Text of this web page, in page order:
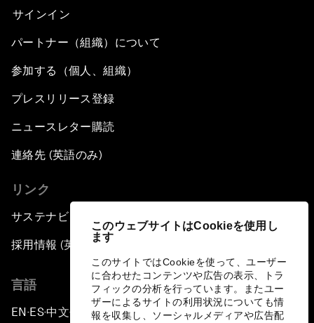
このウェブサイトはCookieを使用し
ます
このサイトではCookieを使って、ユーザー
に合わせたコンテンツや広告の表示、トラ
フィックの分析を行っています。またユー
ザーによるサイトの利用状況についても情
報を収集し、ソーシャルメディアや広告配
サインイン
パートナー（組織）について
参加する（個人、組織）
プレスリリース登録
ニュースレター購読
連絡先 (英語のみ)
リンク
サステナビリティへの取り組み
採用情報 (英語のみ)
言語
EN ▪ES▪中文▪ 日本語